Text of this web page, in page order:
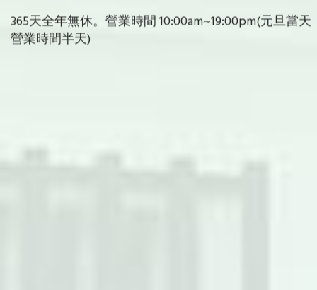
365天全年無休。營業時間 10:00am~19:00pm(元旦當天
營業時間半天)